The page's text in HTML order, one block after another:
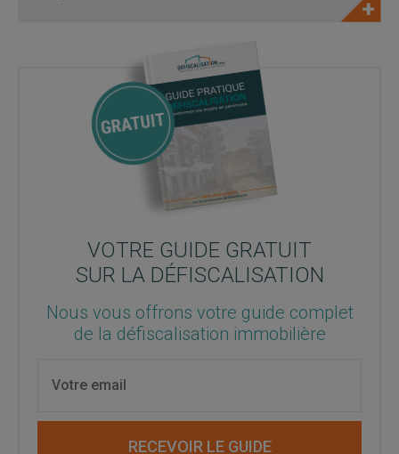
VOTRE GUIDE GRATUIT
SUR LA DÉFISCALISATION
Nous vous offrons votre guide complet
de la défiscalisation immobilière
RECEVOIR LE GUIDE